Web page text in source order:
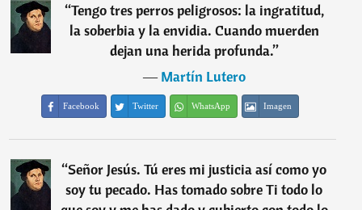
“Tengo tres perros peligrosos: la ingratitud,
la soberbia y la envidia. Cuando muerden
dejan una herida profunda.”
―Martín Lutero
Facebook Twitter WhatsApp Imagen
“Señor Jesús. Tú eres mi justicia así como yo
soy tu pecado. Has tomado sobre Ti todo lo